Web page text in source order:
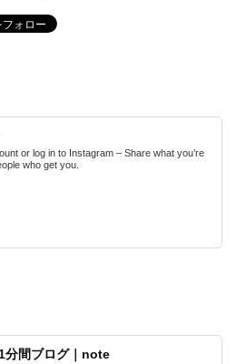
or log in to Instagram – Share what you’re
who get you.
分間ブログ｜note